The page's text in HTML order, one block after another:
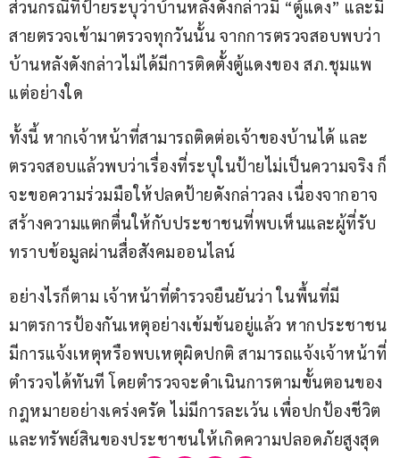
ส่วนกรณีที่ป้ายระบุว่าบ้านหลังดังกล่าวมี “ตู้แดง” และมี
สายตรวจเข้ามาตรวจทุกวันนั้น จากการตรวจสอบพบว่า
บ้านหลังดังกล่าวไม่ได้มีการติดตั้งตู้แดงของ สภ.ชุมแพ
แต่อย่างใด
ทั้งนี้ หากเจ้าหน้าที่สามารถติดต่อเจ้าของบ้านได้ และ
ตรวจสอบแล้วพบว่าเรื่องที่ระบุในป้ายไม่เป็นความจริง ก็
จะขอความร่วมมือให้ปลดป้ายดังกล่าวลง เนื่องจากอาจ
สร้างความแตกตื่นให้กับประชาชนที่พบเห็นและผู้ที่รับ
ทราบข้อมูลผ่านสื่อสังคมออนไลน์
อย่างไรก็ตาม เจ้าหน้าที่ตำรวจยืนยันว่า ในพื้นที่มี
มาตรการป้องกันเหตุอย่างเข้มข้นอยู่แล้ว หากประชาชน
มีการแจ้งเหตุหรือพบเหตุผิดปกติ สามารถแจ้งเจ้าหน้าที่
ตำรวจได้ทันที โดยตำรวจจะดำเนินการตามขั้นตอนของ
กฎหมายอย่างเคร่งครัด ไม่มีการละเว้น เพื่อปกป้องชีวิต
และทรัพย์สินของประชาชนให้เกิดความปลอดภัยสูงสุด